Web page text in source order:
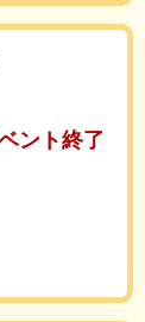
ント終了